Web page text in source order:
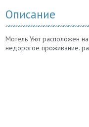
Описание
Мотель Уют расположен
недорогое проживание.